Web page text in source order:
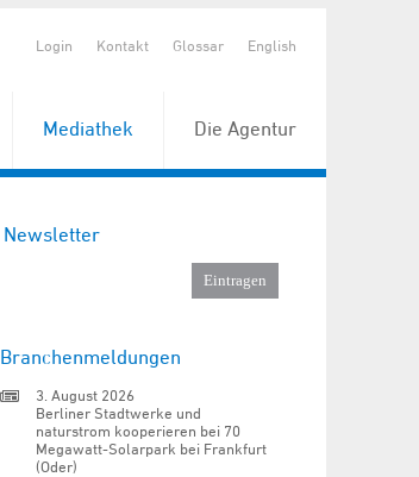
Login Kontakt Glossar English
Mediathek Die Agentur
Newsletter
Branchenmeldungen
3. August 2026
Berliner Stadtwerke und
naturstrom kooperieren bei 70
Megawatt-Solarpark bei Frankfurt
(Oder)